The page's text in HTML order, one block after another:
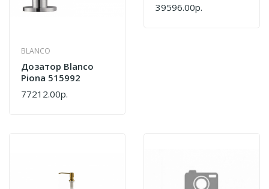
BLANCO
Дозатор Blanco
Piona 515992
77212.00р.
39596.00р.